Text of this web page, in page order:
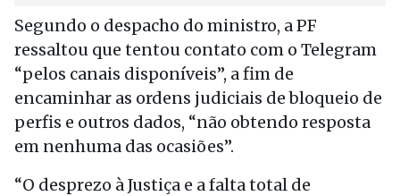
Segundo o despacho do ministro, a PF
ressaltou que tentou contato com o Telegram
“pelos canais disponíveis”, a fim de
encaminhar as ordens judiciais de bloqueio de
perfis e outros dados, “não obtendo resposta
em nenhuma das ocasiões”.
“O desprezo à Justiça e a falta total de